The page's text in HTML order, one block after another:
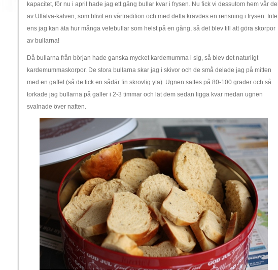
kapacitet, för nu i april hade jag ett gäng bullar kvar i frysen. Nu fick vi dessutom hem vår del
av Ullälva-kalven, som blivit en vårtradition och med detta krävdes en rensning i frysen. Inte
ens jag kan äta hur många vetebullar som helst på en gång, så det blev till att göra skorpor
av bullarna!
Då bullarna från början hade ganska mycket kardemumma i sig, så blev det naturligt
kardemummaskorpor. De stora bullarna skar jag i skivor och de små delade jag på mitten
med en gaffel (så de fick en sådär fin skrovlig yta). Ugnen sattes på 80-100 grader och så
torkade jag bullarna på galler i 2-3 timmar och lät dem sedan ligga kvar medan ugnen
svalnade över natten.